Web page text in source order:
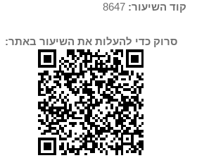
קוד השיעור:
סרוק כדי להעלות את השיעור באתר: